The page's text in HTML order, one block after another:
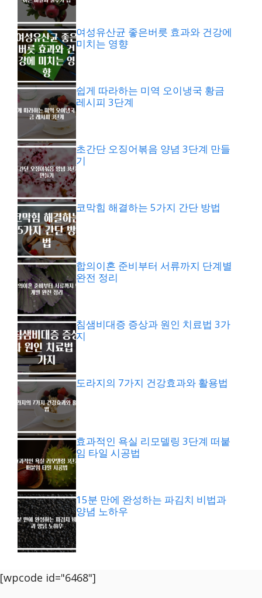
여성유산균 좋은버릇 효과와 건강에
미치는 영향
쉽게 따라하는 미역 오이냉국 황금
레시피 3단계
초간단 오징어볶음 양념 3단계 만들
기
코막힘 해결하는 5가지 간단 방법
합의이혼 준비부터 서류까지 단계별
완전 정리
침샘비대증 증상과 원인 치료법 3가
지
도라지의 7가지 건강효과와 활용법
효과적인 욕실 리모델링 3단계 떠붙
임 타일 시공법
15분 만에 완성하는 파김치 비법과
양념 노하우
[wpcode id="6468"]